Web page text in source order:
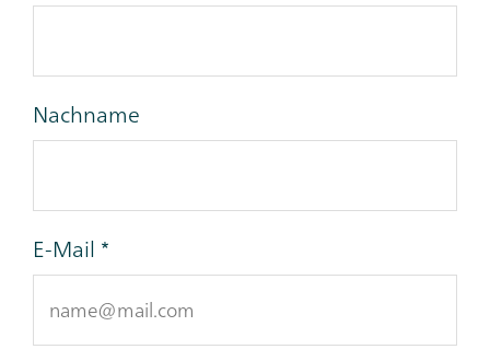
Nachname
E-Mail